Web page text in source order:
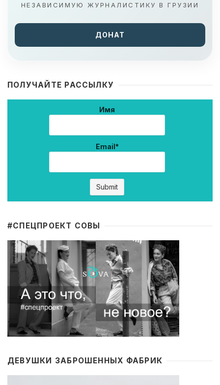
НЕЗАВИСИМУЮ ЖУРНАЛИСТИКУ В ГРУЗИИ
ДОНАТ
ПОЛУЧАЙТЕ РАССЫЛКУ
Имя
Email*
#CПЕЦПРОЕКТ СОВЫ
ДЕВУШКИ ЗАБРОШЕННЫХ ФАБРИК